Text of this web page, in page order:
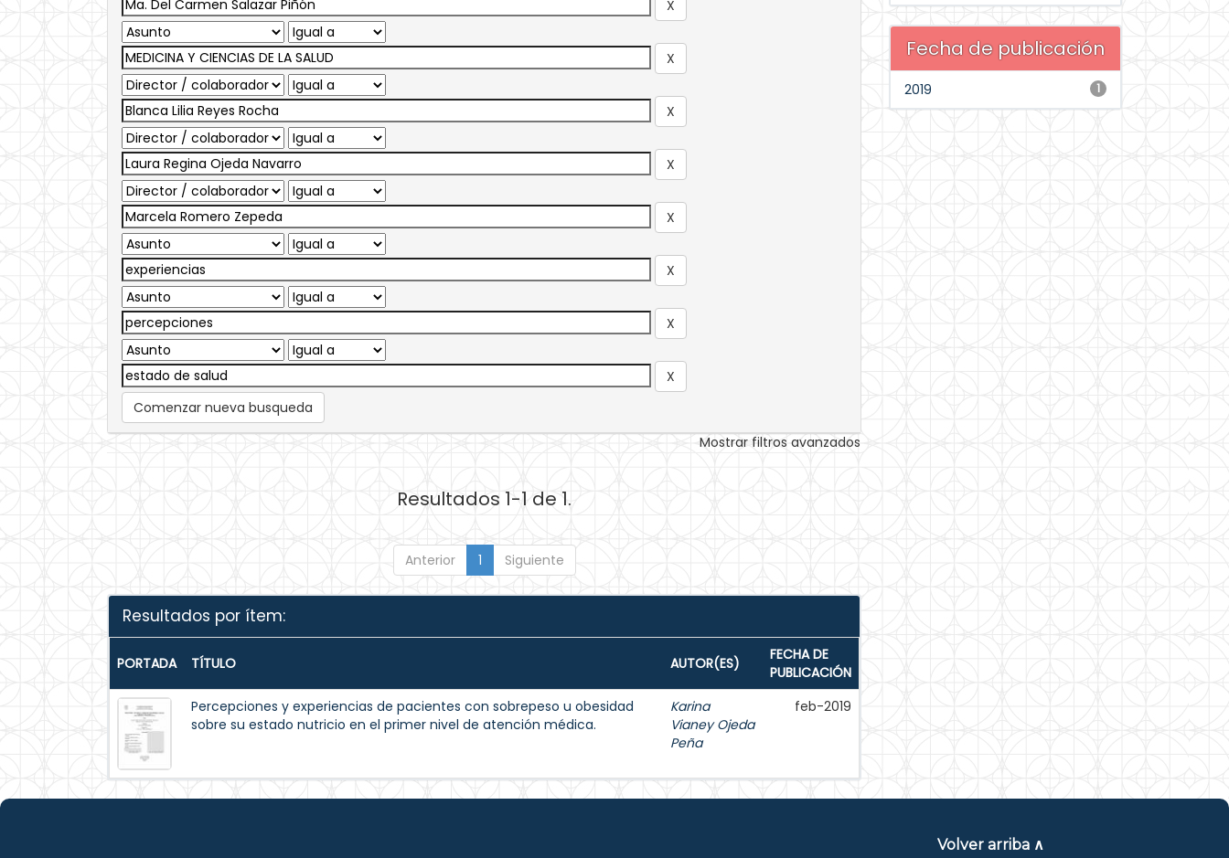
Comenzar nueva busqueda
Mostrar filtros avanzados
Resultados 1-1 de 1.
Anterior 1 Siguiente
Resultados por ítem:
PORTADA TÍTULO AUTOR(ES)
FECHA DE
PUBLICACIÓN
Percepciones y experiencias de pacientes con sobrepeso u obesidad
sobre su estado nutricio en el primer nivel de atención médica.
Karina
Vianey Ojeda
Peña
feb-2019
Fecha de publicación
1
2019
Volver arriba ∧